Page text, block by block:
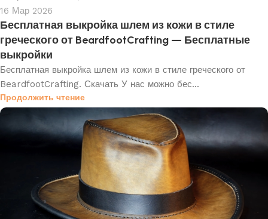
16 Мар 2026
Бесплатная выкройка шлем из кожи в стиле
греческого от BeardfootCrafting — Бесплатные
выкройки
Бесплатная выкройка шлем из кожи в стиле греческого от
BeardfootCrafting. Скачать У нас можно бес...
Продолжить чтение